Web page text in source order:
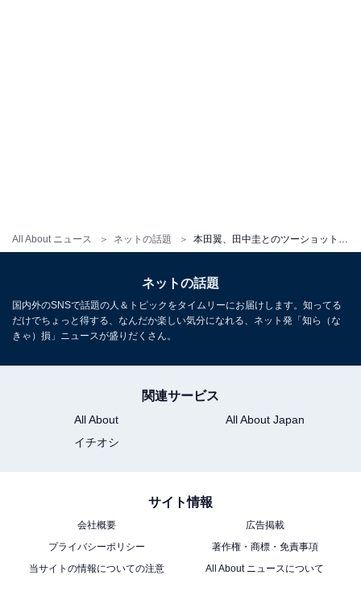
All About ニュース ネットの話題 本田翼、田中圭とのツーショット＆宮野真守のモノマネ動画公開に反響！ 「ビジュ最強なんよ」
ネットの話題
国内外のSNSで話題の人＆トピックをタイムリーにお届けします。知ってる
だけでちょっと得する、なんだか楽しい気分になれる、ネット発「知ら（な
きゃ）損」ニュースが盛りだくさん。
関連サービス
All About
All About Japan
イチオシ
サイト情報
会社概要
広告掲載
プライバシーポリシー
著作権・商標・免責事項
当サイトの情報についての注意
All About ニュースについて